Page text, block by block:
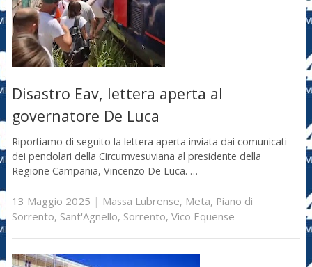
Disastro Eav, lettera aperta al
governatore De Luca
Riportiamo di seguito la lettera aperta inviata dai comunicati
dei pendolari della Circumvesuviana al presidente della
Regione Campania, Vincenzo De Luca. …
13 Maggio 2025 | Massa Lubrense, Meta, Piano di
Sorrento, Sant'Agnello, Sorrento, Vico Equense